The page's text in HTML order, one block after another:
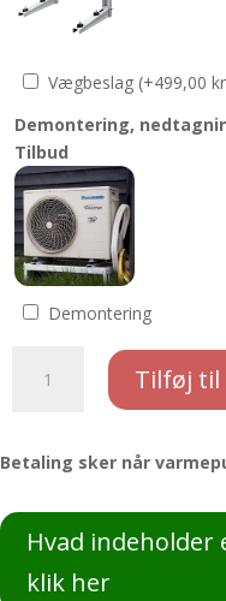
Vægbeslag (+499,00
Demontering,
Tilbud
Demontering
Hero
standardmontering
Tilføj
Betaling sker når
Hvad
klik her